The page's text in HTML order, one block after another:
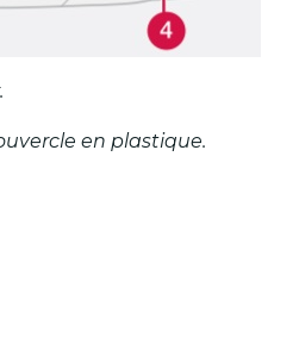
en plastique.